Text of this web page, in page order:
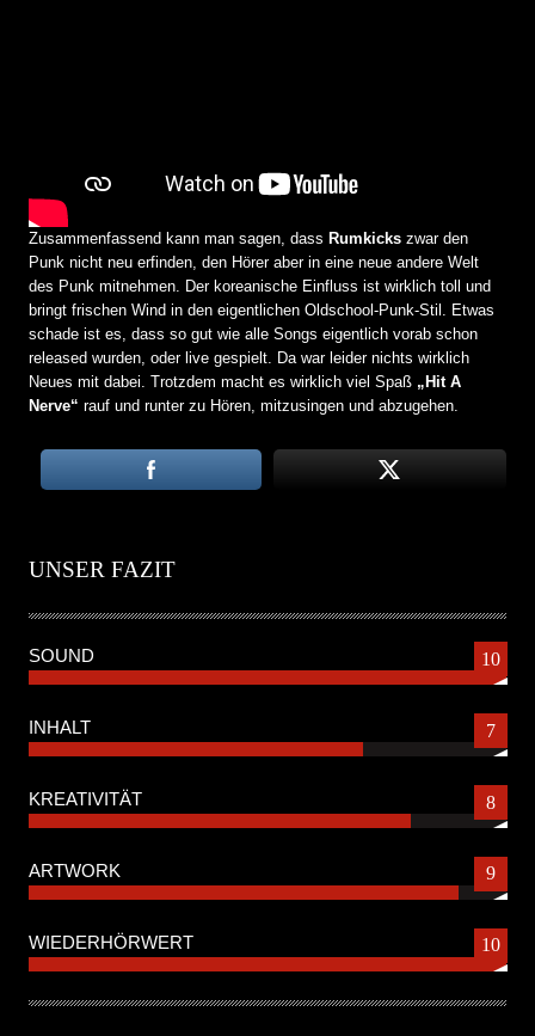
Zusammenfassend kann man sagen, dass Rumkicks zwar den
Punk nicht neu erfinden, den Hörer aber in eine neue andere Welt
des Punk mitnehmen. Der koreanische Einfluss ist wirklich toll und
bringt frischen Wind in den eigentlichen Oldschool-Punk-Stil. Etwas
schade ist es, dass so gut wie alle Songs eigentlich vorab schon
released wurden, oder live gespielt. Da war leider nichts wirklich
Neues mit dabei. Trotzdem macht es wirklich viel Spaß „Hit A
Nerve“ rauf und runter zu Hören, mitzusingen und abzugehen.
UNSER FAZIT
SOUND 10
INHALT 7
KREATIVITÄT 8
ARTWORK 9
WIEDERHÖRWERT 10